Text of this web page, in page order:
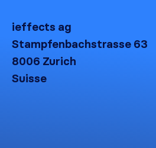
ieffects ag
Stampfenbachstrasse 63
8006 Zurich
Suisse